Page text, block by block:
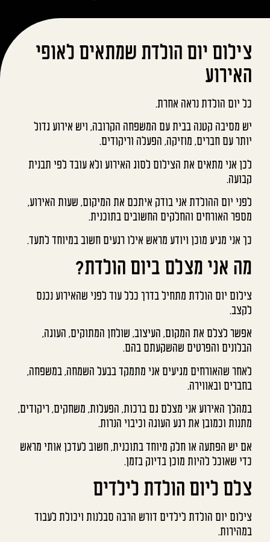
צילום יום הולדת שמתאים לאופי
האירוע
כל יום הולדת נראה אחרת.
יש מסיבה קטנה בבית עם המשפחה הקרובה, ויש אירוע גדול
יותר עם חברים, מוזיקה, הפעלה וריקודים.
לכן אני מתאים את הצילום לסוג האירוע ולא עובד לפי תבנית
קבועה.
לפני יום ההולדת אני בודק איתכם את המיקום, שעות האירוע,
מספר האורחים והחלקים החשובים בתוכנית.
כך אני מגיע מוכן ויודע מראש אילו רגעים חשוב במיוחד לתעד.
מה אני מצלם ביום הולדת?
צילום יום הולדת מתחיל בדרך כלל עוד לפני שהאירוע נכנס
לקצב.
אפשר לצלם את המקום, העיצוב, שולחן המתוקים, העוגה,
הבלונים והפרטים שהשקעתם בהם.
לאחר שהאורחים מגיעים אני מתמקד בבעל השמחה, במשפחה,
בחברים ובאווירה.
במהלך האירוע אני מצלם גם ברכות, הפעלות, משחקים, ריקודים,
מתנות וכמובן את רגע העוגה וכיבוי הנרות.
אם יש הפתעה או חלק מיוחד בתוכנית, חשוב לעדכן אותי מראש
כדי שאוכל להיות מוכן בדיוק בזמן.
צלם ליום הולדת לילדים
צילום יום הולדת לילדים דורש הרבה סבלנות ויכולת לעבוד
במהירות.